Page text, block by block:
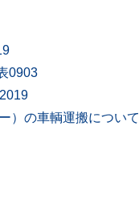
0903
）の車輌運搬について